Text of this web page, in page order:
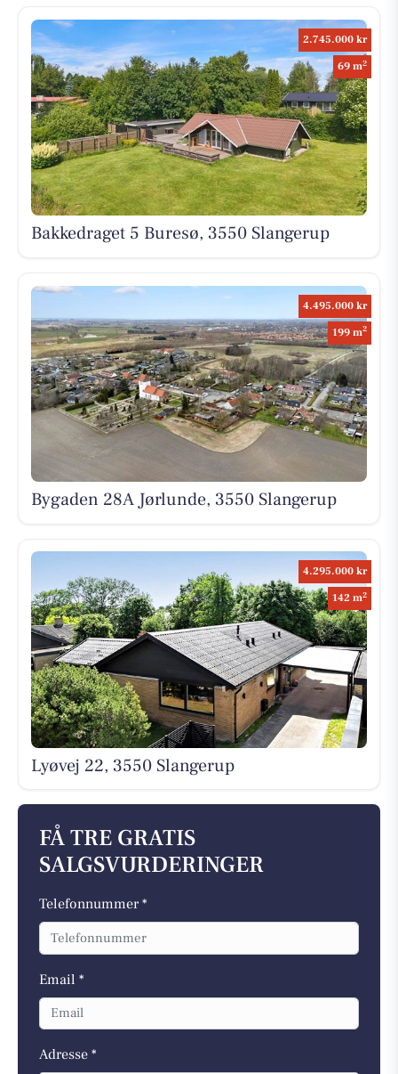
2.745.000 kr
69 m2
Bakkedraget 5 Buresø, 3550 Slangerup
4.495.000 kr
199 m2
Bygaden 28A Jørlunde, 3550 Slangerup
4.295.000 kr
142 m2
Lyøvej 22, 3550 Slangerup
FÅ TRE GRATIS
SALGSVURDERINGER
Telefonnummer *
Email *
Adresse *